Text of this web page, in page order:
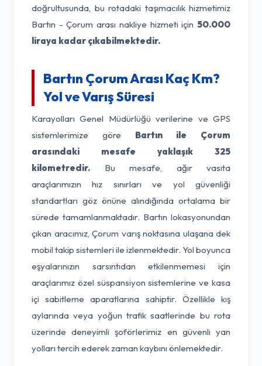
doğrultusunda, bu rotadaki taşımacılık hizmetimiz
Bartın - Çorum arası nakliye hizmeti için 50.000
liraya kadar çıkabilmektedir.
Bartın Çorum Arası Kaç Km?
Yol ve Varış Süresi
Karayolları Genel Müdürlüğü verilerine ve GPS
sistemlerimize göre Bartın ile Çorum
arasındaki mesafe yaklaşık 325
kilometredir. Bu mesafe, ağır vasıta
araçlarımızın hız sınırları ve yol güvenliği
standartları göz önüne alındığında ortalama bir
sürede tamamlanmaktadır. Bartın lokasyonundan
çıkan aracımız, Çorum varış noktasına ulaşana dek
mobil takip sistemleri ile izlenmektedir. Yol boyunca
eşyalarınızın sarsıntıdan etkilenmemesi için
araçlarımız özel süspansiyon sistemlerine ve kasa
içi sabitleme aparatlarına sahiptir. Özellikle kış
aylarında veya yoğun trafik saatlerinde bu rota
üzerinde deneyimli şoförlerimiz en güvenli yan
yolları tercih ederek zaman kaybını önlemektedir.